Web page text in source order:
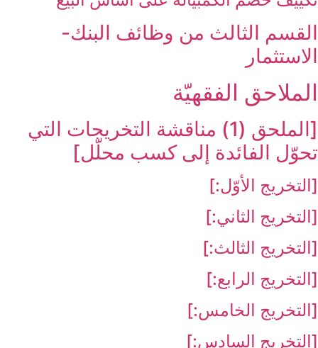
القسم الثالث من وظائف البنك-
الاستثمار
الملاحق الفقهيّة
[الملحق (1) مناقشة التخريجات التي
تحوّل الفائدة إلى كسب محلّل‏]
[التخريج الأوّل:]
[التخريج الثاني:]
[التخريج الثالث:]
[التخريج الرابع:]
[التخريج الخامس:]
[التخريج السادس:]